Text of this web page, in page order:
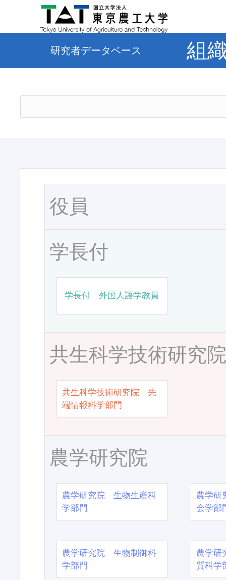
研究者データベース 組
役員
学長付
学長付 外国人語学教員
共生科学技術研究
共生科学技術研究院 先
端情報科学部門
農学研究院
農学研究院 生物生産科
学部門
農学
会学部
農学研究院 生物制御科
学部門
農学
質科学